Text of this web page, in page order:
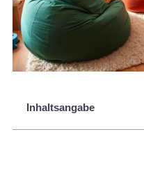
Inhaltsangabe